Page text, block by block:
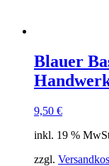
Blauer
9,50 €
inkl. 19 %
zzgl.